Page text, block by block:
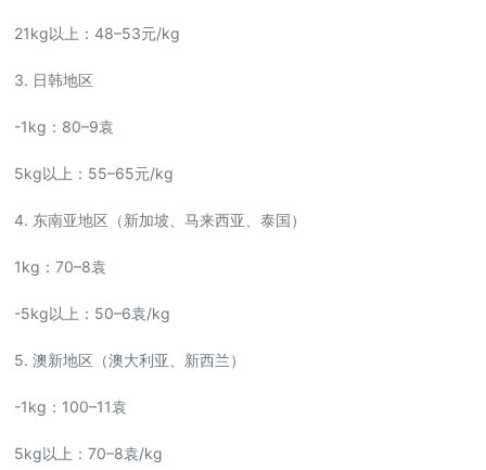
21kg以上：48–53元/kg
3. 日韩地区
-1kg：80–9袁
5kg以上：55–65元/kg
4. 东南亚地区（新加坡、马来西亚、泰国）
1kg：70–8袁
-5kg以上：50–6袁/kg
5. 澳新地区（澳大利亚、新西兰）
-1kg：100–11袁
5kg以上：70–8袁/kg